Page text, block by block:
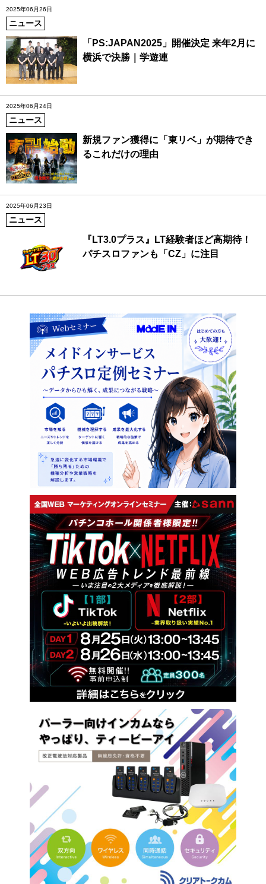
2025年06月26日
ニュース
「PS:JAPAN2025」開催決定 来年2月に
横浜で決勝｜学遊連
2025年06月24日
ニュース
新規ファン獲得に「東リベ」が期待でき
るこれだけの理由
2025年06月23日
ニュース
『LT3.0プラス』LT経験者ほど高期待！
パチスロファンも「CZ」に注目